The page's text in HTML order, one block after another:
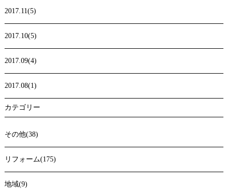
2017.11(5)
2017.10(5)
2017.09(4)
2017.08(1)
カテゴリー
その他(38)
リフォーム(175)
地域(9)